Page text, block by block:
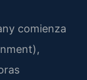
comienza